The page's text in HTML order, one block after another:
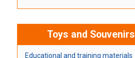
Toys and Souvenirs
Educational and training materials